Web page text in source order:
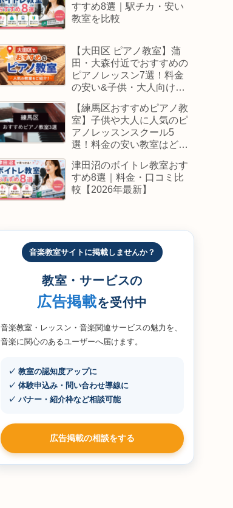
すすめ8選｜駅チカ・安い
教室を比較
【大田区 ピアノ教室】蒲
田・大森付近でおすすめの
ピアノレッスン7選！料金
の安い&子供・大人向けス
【練馬区おすすめピアノ教
室】子供や大人に人気のピ
アノレッスンスクール5
選！料金の安い教室はど
津田沼のボイトレ教室おす
すめ8選｜料金・口コミ比
較【2026年最新】
音楽教室サイトに掲載しませんか？
教室・サービスの
広告掲載を受付中
音楽教室・レッスン・音楽関連サービスの魅力を、
音楽に関心のあるユーザーへ届けます。
✓ 教室の認知度アップに
✓ 体験申込み・問い合わせ導線に
✓ バナー・紹介枠など相談可能
広告掲載の相談をする